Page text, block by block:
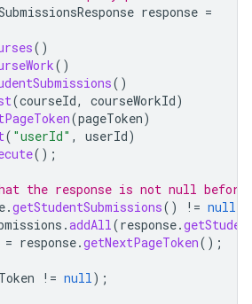
response =
()
()
()
(courseId, courseWorkId)
(pageToken)
( "userId" , userId)
();
the response is not null
.getStudentSubmissions() != null
.addAll(response.
= response.getNextPageToken();
!= null);